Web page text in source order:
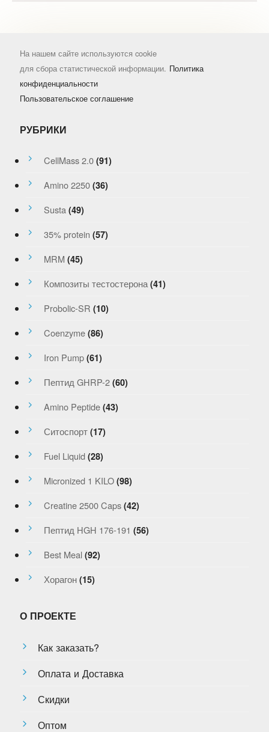
На нашем сайте используются cookie
для сбора статистической информации. Политика
конфиденциальности
Пользовательское соглашение
РУБРИКИ
CellMass 2.0 (91)
Amino 2250 (36)
Susta (49)
35% protein (57)
MRM (45)
Композиты тестостерона (41)
Probolic-SR (10)
Coenzyme (86)
Iron Pump (61)
Пептид GHRP-2 (60)
Amino Peptide (43)
Ситоспорт (17)
Fuel Liquid (28)
Micronized 1 KILO (98)
Creatine 2500 Caps (42)
Пептид HGH 176-191 (56)
Best Meal (92)
Хорагон (15)
О ПРОЕКТЕ
Как заказать?
Оплата и Доставка
Скидки
Оптом